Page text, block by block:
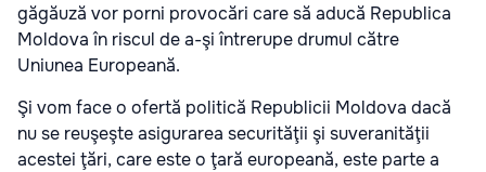
găgăuză vor porni provocări care să aducă Republica
Moldova în riscul de a-şi întrerupe drumul către
Uniunea Europeană.
Şi vom face o ofertă politică Republicii Moldova dacă
nu se reuşeşte asigurarea securităţii şi suveranităţii
acestei ţări, care este o ţară europeană, este parte a